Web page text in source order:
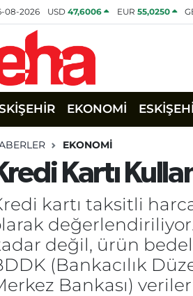
08-2026 USD47,6006 EUR 55,0250
EKONOMİ
EKONOMİ
Kartı
kartı taksitli
değil, ürün
(Bankacılık
Bankası)